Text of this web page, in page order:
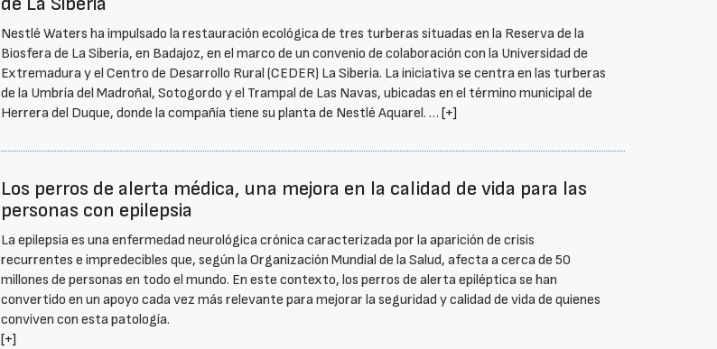
Nestlé Waters ha impulsado la restauración ecológica de tres turberas situadas en la Reserva de la
Biosfera de La Siberia, en Badajoz, en el marco de un convenio de colaboración con la Universidad de
Extremadura y el Centro de Desarrollo Rural (CEDER) La Siberia. La iniciativa se centra en las turberas
de la Umbría del Madroñal, Sotogordo y el Trampal de Las Navas, ubicadas en el término municipal de
Herrera del Duque, donde la compañía tiene su planta de Nestlé Aquarel. …[+]
Los perros de alerta médica, una mejora en la calidad de vida para las
personas con epilepsia
La epilepsia es una enfermedad neurológica crónica caracterizada por la aparición de crisis
recurrentes e impredecibles que, según la Organización Mundial de la Salud, afecta a cerca de 50
millones de personas en todo el mundo. En este contexto, los perros de alerta epiléptica se han
convertido en un apoyo cada vez más relevante para mejorar la seguridad y calidad de vida de quienes
conviven con esta patología.
[+]